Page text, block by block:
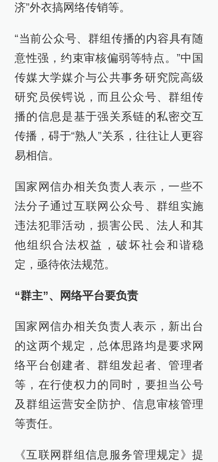
济”外衣搞网络传销等。
“当前公众号、群组传播的内容具有随
意性强，约束审核偏弱等特点。”中国
传媒大学媒介与公共事务研究院高级
研究员侯锷说，而且公众号、群组传
播的信息是基于强关系链的私密交互
传播，碍于“熟人”关系，往往让人更容
易相信。
国家网信办相关负责人表示，一些不
法分子通过互联网公众号、群组实施
违法犯罪活动，损害公民、法人和其
他组织合法权益，破坏社会和谐稳
定，亟待依法规范。
“群主”、网络平台要负责
国家网信办相关负责人表示，新出台
的这两个规定，总体思路均是要求网
络平台创建者、群组发起者、管理者
等，在行使权力的同时，要担当公号
及群组运营安全防护、信息审核管理
等责任。
《互联网群组信息服务管理规定》提